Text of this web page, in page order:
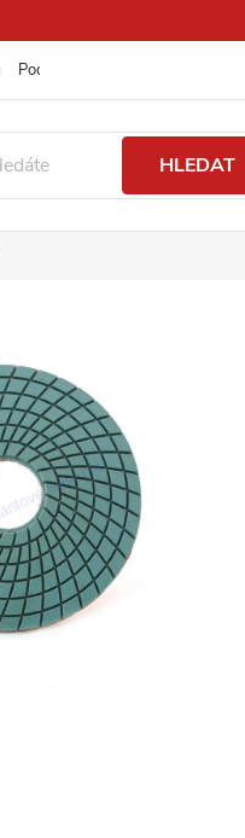
Podmínky ochrany osobních údajů
HLEDAT